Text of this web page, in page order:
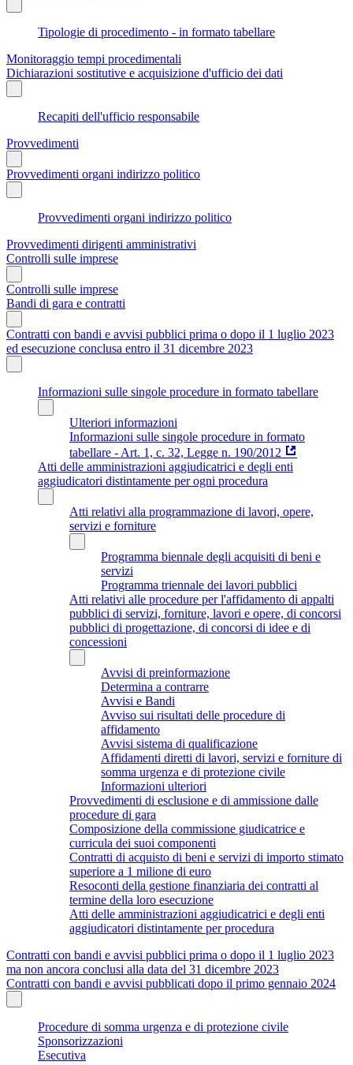
Tipologie di procedimento - in formato tabellare
Monitoraggio tempi procedimentali
Dichiarazioni sostitutive e acquisizione d'ufficio dei dati
Recapiti dell'ufficio responsabile
Provvedimenti
Provvedimenti organi indirizzo politico
Provvedimenti organi indirizzo politico
Provvedimenti dirigenti amministrativi
Controlli sulle imprese
Controlli sulle imprese
Bandi di gara e contratti
Contratti con bandi e avvisi pubblici prima o dopo il 1 luglio 2023
ed esecuzione conclusa entro il 31 dicembre 2023
Informazioni sulle singole procedure in formato tabellare
Ulteriori informazioni
Informazioni sulle singole procedure in formato
tabellare - Art. 1, c. 32, Legge n. 190/2012
Atti delle amministrazioni aggiudicatrici e degli enti
aggiudicatori distintamente per ogni procedura
Atti relativi alla programmazione di lavori, opere,
servizi e forniture
Programma biennale degli acquisiti di beni e
servizi
Programma triennale dei lavori pubblici
Atti relativi alle procedure per l'affidamento di appalti
pubblici di servizi, forniture, lavori e opere, di concorsi
pubblici di progettazione, di concorsi di idee e di
concessioni
Avvisi di preinformazione
Determina a contrarre
Avvisi e Bandi
Avviso sui risultati delle procedure di
affidamento
Avvisi sistema di qualificazione
Affidamenti diretti di lavori, servizi e forniture di
somma urgenza e di protezione civile
Informazioni ulteriori
Provvedimenti di esclusione e di ammissione dalle
procedure di gara
Composizione della commissione giudicatrice e
curricula dei suoi componenti
Contratti di acquisto di beni e servizi di importo stimato
superiore a 1 milione di euro
Resoconti della gestione finanziaria dei contratti al
termine della loro esecuzione
Atti delle amministrazioni aggiudicatrici e degli enti
aggiudicatori distintamente per procedura
Contratti con bandi e avvisi pubblici prima o dopo il 1 luglio 2023
ma non ancora conclusi alla data del 31 dicembre 2023
Contratti con bandi e avvisi pubblicati dopo il primo gennaio 2024
Procedure di somma urgenza e di protezione civile
Sponsorizzazioni
Esecutiva